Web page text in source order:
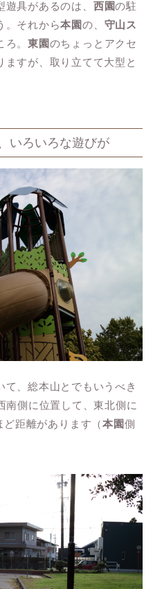
遊具があるのは、 西園の駐
。それから本園の、 守山ス
ろ。東園のちょっとアクセ
ますが、取り立てて大型と
いろいろな遊びが
て、総本山とでもいうべき
南側に位置して、東北側に
ど距離があります（本園側